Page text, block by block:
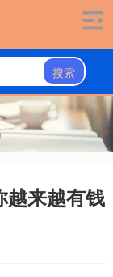
搜索
越来越有钱